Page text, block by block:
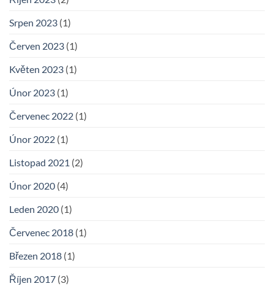
Srpen 2023 (1)
Červen 2023 (1)
Květen 2023 (1)
Únor 2023 (1)
Červenec 2022 (1)
Únor 2022 (1)
Listopad 2021 (2)
Únor 2020 (4)
Leden 2020 (1)
Červenec 2018 (1)
Březen 2018 (1)
Říjen 2017 (3)